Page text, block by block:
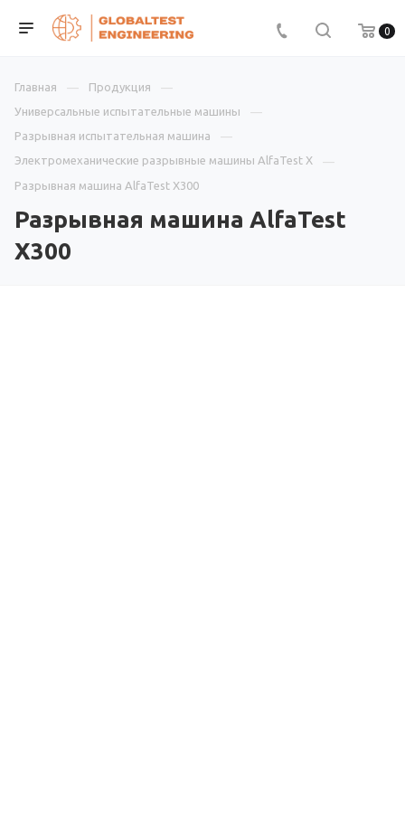
0
Главная
Продукция
Универсальные испытательные машины
Разрывная испытательная машина
Электромеханические разрывные машины AlfaTest X
Разрывная машина AlfaTest X300
Разрывная машина AlfaTest
X300